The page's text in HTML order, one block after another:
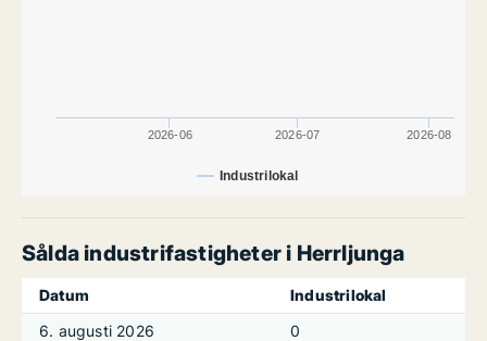
Industrilokal
2026-06 2026-07 2026-08
Sålda industrifastigheter i Herrljunga
Datum
Industrilokal
6. augusti 2026
0